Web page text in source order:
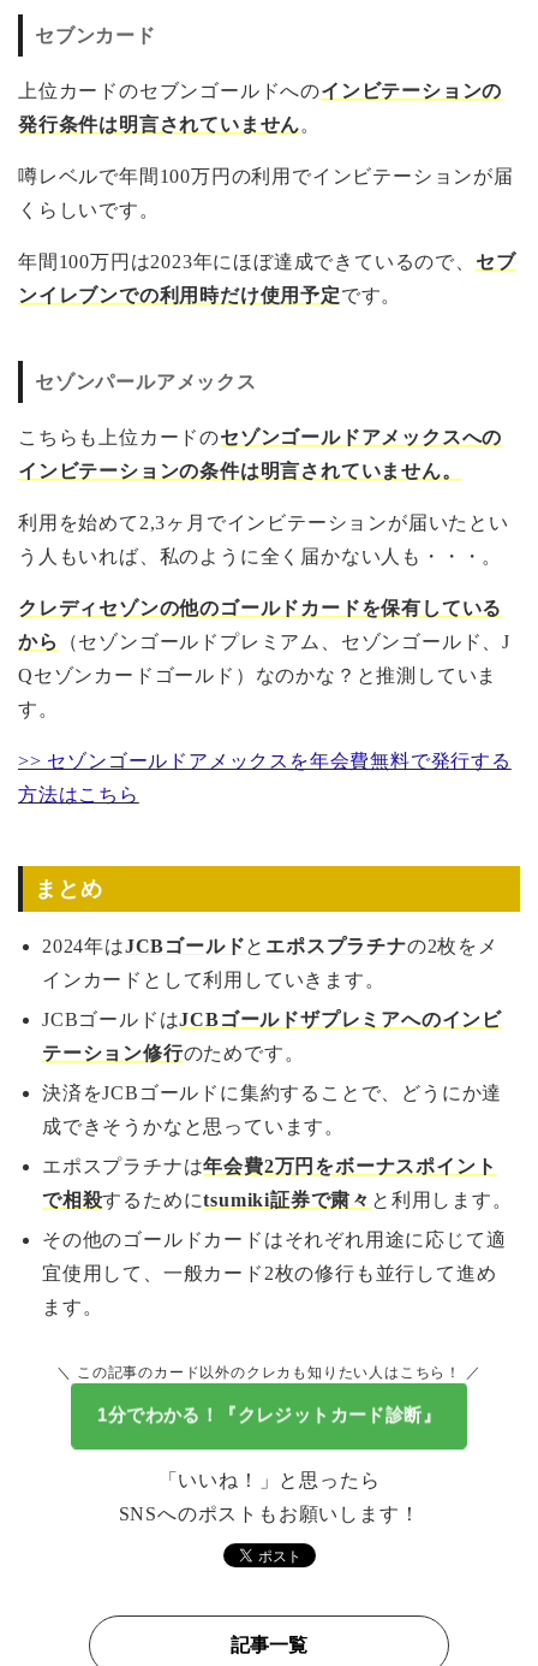
セブンカード
上位カードのセブンゴールドへのインビテーションの
発行条件は明言されていません。
噂レベルで年間100万円の利用でインビテーションが届
くらしいです。
年間100万円は2023年にほぼ達成できているので、 セブ
ンイレブンでの利用時だけ使用予定です。
セゾンパールアメックス
こちらも上位カードのセゾンゴールドアメックスへの
インビテーションの条件は明言されていません。
利用を始めて2,3ヶ月でインビテーションが届いたとい
う人もいれば、私のように全く届かない人も・・・。
クレディセゾンの他のゴールドカードを保有している
から
（セゾンゴールドプレミアム、セゾンゴールド、J
Qセゾンカードゴールド）なのかな？と推測していま
す。
>> セゾンゴールドアメックスを年会費無料で発行する
方法はこちら
まとめ
2024年はJCBゴールドと エポスプラチナの2枚をメ
インカードとして利用していきます。
JCBゴールドはJCBゴールドザプレミアへのインビ
テーション修行のためです。
決済をJCBゴールドに集約することで、どうにか達
成できそうかなと思っています。
エポスプラチナは年会費2万円をボーナスポイント
で相殺するためにtsumiki証券で粛々 と利用します。
その他のゴールドカードはそれぞれ用途に応じて適
宜使用して、一般カード2枚の修行も並行して進め
ます。
＼ この記事のカード以外のクレカも知りたい人はこちら！ ／
1分でわかる！『クレジットカード診断』
「いいね！」と思ったら
SNSへのポストもお願いします！
記事一覧